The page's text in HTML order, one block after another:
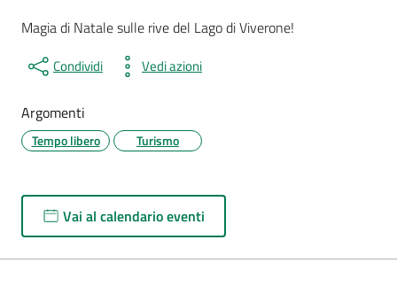
Magia di Natale sulle rive del Lago di Viverone!
Condividi Vedi azioni
Argomenti
Tempo libero Turismo
Vai al calendario eventi